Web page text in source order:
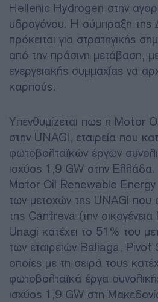
Hellenic Hydrogen στην
υδρογόνου. Η σύμπραξη
πρόκειται για στρατηγικής
από την πράσινη μετάβαση,
ενεργειακής συμμαχίας να
καρπούς.
Υπενθυμίζεται πως η Motor
στην UNAGI, εταιρεία που
φωτοβολταϊκών έργων
ισχύος 1,9 GW στην Ελλάδα.
Motor Oil Renewable Energy
των μετοχών της UNAGI που
της Cantreva (την
Unagi κατέχει το 51% του
των εταιρειών Baliaga, Pivot
οποίες με τη σειρά τους
φωτοβολταϊκά έργα
ισχύος 1,9 GW στη